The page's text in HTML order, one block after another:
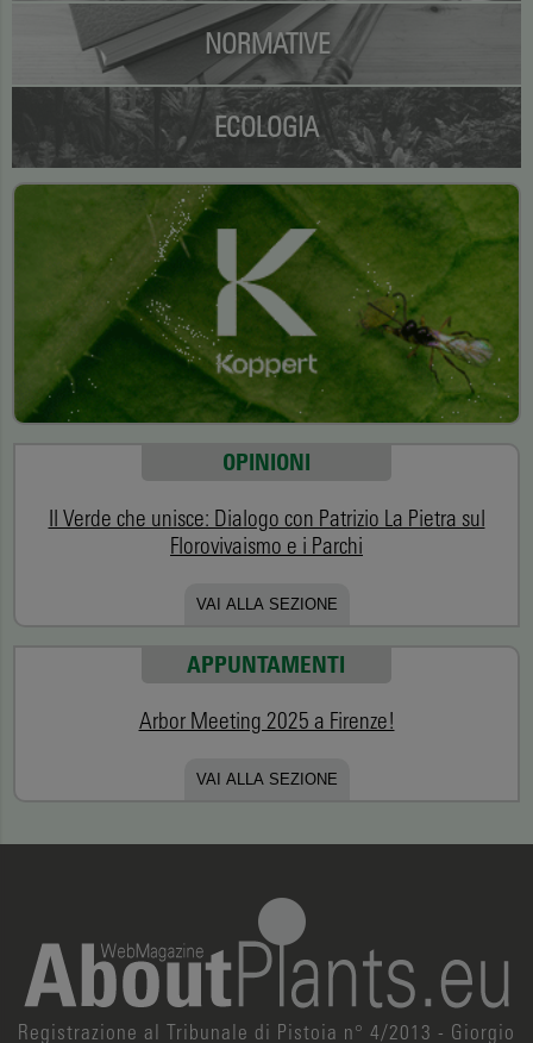
NORMATIVE
ECOLOGIA
OPINIONI
Il Verde che unisce: Dialogo con Patrizio La Pietra sul
Florovivaismo e i Parchi
VAI ALLA SEZIONE
APPUNTAMENTI
Arbor Meeting 2025 a Firenze!
VAI ALLA SEZIONE
Registrazione al Tribunale di Pistoia n° 4/2013 - Giorgio